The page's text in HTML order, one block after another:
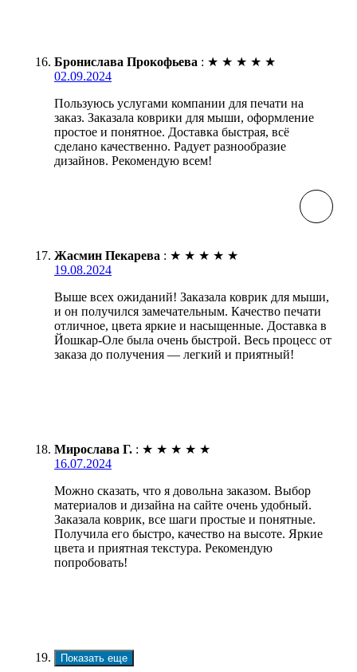
Бронислава Прокофьева : ★ ★ ★ ★ ★
02.09.2024
Пользуюсь услугами компании для печати на
заказ. Заказала коврики для мыши, оформление
простое и понятное. Доставка быстрая, всё
сделано качественно. Радует разнообразие
дизайнов. Рекомендую всем!
Жасмин Пекарева : ★ ★ ★ ★ ★
19.08.2024
Выше всех ожиданий! Заказала коврик для мыши,
и он получился замечательным. Качество печати
отличное, цвета яркие и насыщенные. Доставка в
Йошкар-Оле была очень быстрой. Весь процесс от
заказа до получения — легкий и приятный!
Мирослава Г. : ★ ★ ★ ★ ★
16.07.2024
Можно сказать, что я довольна заказом. Выбор
материалов и дизайна на сайте очень удобный.
Заказала коврик, все шаги простые и понятные.
Получила его быстро, качество на высоте. Яркие
цвета и приятная текстура. Рекомендую
попробовать!
Показать еще